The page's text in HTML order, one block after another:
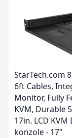
StarTech.com
6ft Cables,
Monitor, Fully
KVM, Durable
17in. LCD KVM
konzole - 17"